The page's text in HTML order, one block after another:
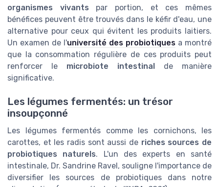
organismes vivants par portion, et ces mêmes
bénéfices peuvent être trouvés dans le kéfir d'eau, une
alternative pour ceux qui évitent les produits laitiers.
Un examen de l'université des probiotiques a montré
que la consommation régulière de ces produits peut
renforcer le microbiote intestinal de manière
significative.
Les légumes fermentés: un trésor
insoupçonné
Les légumes fermentés comme les cornichons, les
carottes, et les radis sont aussi de riches sources de
probiotiques naturels. L'un des experts en santé
intestinale, Dr. Sandrine Ravel, souligne l'importance de
diversifier les sources de probiotiques dans notre